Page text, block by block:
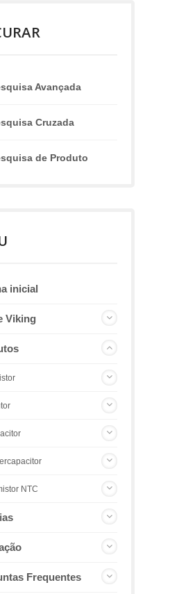
Avançada
Cruzada
de Produto
inicial
Viking
NTC
Frequentes